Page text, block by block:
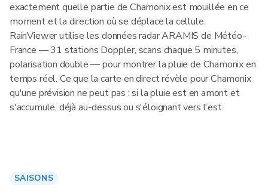
exactement quelle partie de Chamonix est mouillée en ce
moment et la direction où se déplace la cellule.
RainViewer utilise les données radar ARAMIS de Météo-
France — 31 stations Doppler, scans chaque 5 minutes,
polarisation double — pour montrer la pluie de Chamonix en
temps réel. Ce que la carte en direct révèle pour Chamonix
qu'une prévision ne peut pas : si la pluie est en amont et
s'accumule, déjà au-dessus ou s'éloignant vers l'est.
SAISONS